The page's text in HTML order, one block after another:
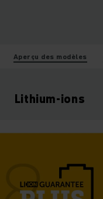
Aperçu des modèles
Lithium-ions